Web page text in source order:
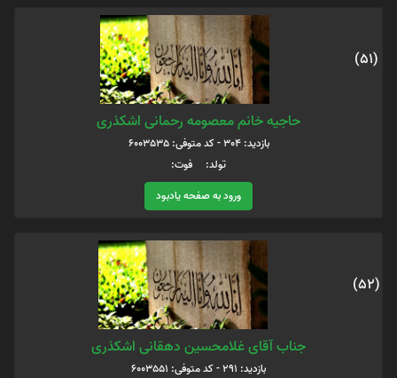
(51)
حاجیه خانم معصومه رحمانی اشکذری
بازدید: 304 - کد متوفی: 6003535
تولد: فوت:
ورود به صفحه یادبود
(52)
جناب آقای غلامحسین دهقانی اشکذری
بازدید: 291 - کد متوفی: 6003551